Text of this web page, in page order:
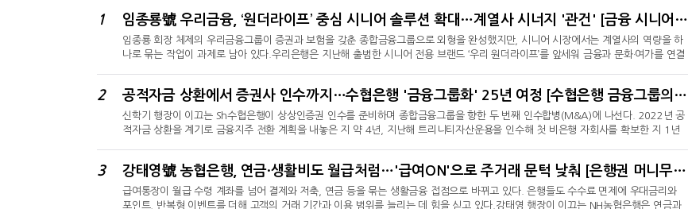
1 임종룡號 우리금융, ‘원더라이프’ 중심 시니어 솔루션 확대…계열사 시너지 '관건' [금융 시니어 비즈니스 돋보기]
임종룡 회장 체제의 우리금융그룹이 증권과 보험을 갖춘 종합금융그룹으로 외형을 완성했지만, 시니어 시장에서는 계열사의 역량을 하
나로 묶는 작업이 과제로 남아 있다.우리은행은 지난해 출범한 시니어 전용 브랜드 ‘우리 원더라이프’를 앞세워 금융과 문화·여가를 연결
은행의 고객 기반과 보험사의 건강·간병 역량, 증권사의 자산운용 기능을 하나의 고객 여정으로 묶
2 공적자금 상환에서 증권사 인수까지…수협은행 '금융그룹화' 25년 여정 [수협은행 금융그룹의 꿈①]
신학기 행장이 이끄는 Sh수협은행이 상상인증권 인수를 준비하며 종합금융그룹을 향한 두 번째 인수합병(M&A)에 나선다. 2022년 공
적자금 상환을 계기로 금융지주 전환 계획을 내놓은 지 약 4년, 지난해 트리니티자산운용을 인수해 첫 비은행 자회사를 확보한 지 1년
별 증권사 매입을 넘어 2022년부터 이어져 온 수협의 금융지주 구상을 다시 궤도에 올리는 거래라는 의의
3 강태영號 농협은행, 연금·생활비도 월급처럼…'급여ON'으로 주거래 문턱 낮춰 [은행권 머니무브 대응 전략]
급여통장이 월급 수령 계좌를 넘어 결제와 저축, 연금 등을 묶는 생활금융 접점으로 바뀌고 있다. 은행들도 수수료 면제에 우대금리와
포인트, 반복형 이벤트를 더해 고객의 거래 기간과 이용 범위를 늘리는 데 힘을 싣고 있다.강태영 행장이 이끄는 NH농협은행은 연금과